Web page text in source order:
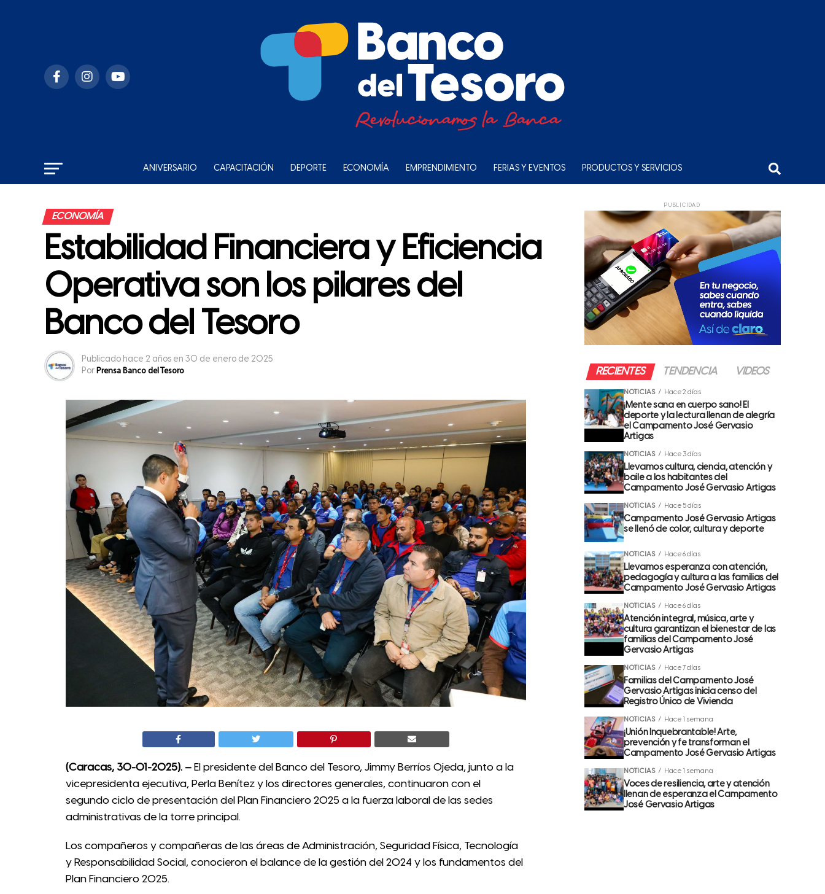
ANIVERSARIO CAPACITACIÓN DEPORTE ECONOMÍA EMPRENDIMIENTO FERIAS Y EVENTOS PRODUCTOS Y SERVICIOS
ECONOMÍA
Estabilidad Financiera y Eficiencia
Operativa son los pilares del
Banco del Tesoro
Publicado hace 2 años en 30 de enero de 2025
Por Prensa Banco del Tesoro
(Caracas, 30-01-2025). – El presidente del Banco del Tesoro, Jimmy Berríos Ojeda, junto a la
vicepresidenta ejecutiva, Perla Benítez y los directores generales, continuaron con el
segundo ciclo de presentación del Plan Financiero 2025 a la fuerza laboral de las sedes
administrativas de la torre principal.
Los compañeros y compañeras de las áreas de Administración, Seguridad Física, Tecnología
y Responsabilidad Social, conocieron el balance de la gestión del 2024 y los fundamentos del
Plan Financiero 2025.
PUBLICIDAD
RECIENTES TENDENCIA VIDEOS
NOTICIAS Hace 2 días
¡Mente sana en cuerpo sano! El
deporte y la lectura llenan de alegría
el Campamento José Gervasio
Artigas
NOTICIAS Hace 3 días
Llevamos cultura, ciencia, atención y
baile a los habitantes del
Campamento José Gervasio Artigas
NOTICIAS Hace 5 días
Campamento José Gervasio Artigas
se llenó de color, cultura y deporte
NOTICIAS Hace 6 días
Llevamos esperanza con atención,
pedagogía y cultura a las familias del
Campamento José Gervasio Artigas
NOTICIAS Hace 6 días
Atención integral, música, arte y
cultura garantizan el bienestar de las
familias del Campamento José
Gervasio Artigas
NOTICIAS Hace 7 días
Familias del Campamento José
Gervasio Artigas inicia censo del
Registro Único de Vivienda
NOTICIAS Hace 1 semana
¡Unión Inquebrantable! Arte,
prevención y fe transforman el
Campamento José Gervasio Artigas
NOTICIAS Hace 1 semana
Voces de resiliencia, arte y atención
llenan de esperanza el Campamento
José Gervasio Artigas